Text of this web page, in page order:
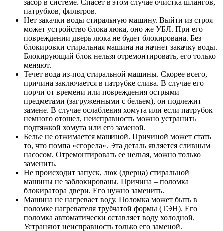
засор в системе. Спасет в этом случае очистка шлангов,
патрубков, фильтров.
Нет закачки воды стиральную машину. Выйти из строя
может устройство блока люка, оно же УБЛ. При его
повреждении дверь люка не будет блокирована. Без
блокировки стиральная машина на начнет закачку воды.
Блокирующий блок нельзя отремонтировать, его только
меняют.
Течет вода из-под стиральной машины. Скорее всего,
причина заключается в патрубке слива. В случае его
порчи от времени или повреждения острыми
предметами (загруженными с бельем), он подлежит
замене. В случае ослабления хомута или если патрубок
немного отошел, неисправность можно устранить
подтяжкой хомута или его заменой.
Белье не отжимается машиной. Причиной может стать
то, что помпа «сгорела». Эта деталь является сливным
насосом. Отремонтировать ее нельзя, можно только
заменить.
Не происходит запуск, люк (дверца) стиральной
машины не заблокированы. Причина – поломка
блокиратора двери. Его нужно заменить.
Машина не нагревает воду. Поломка может быть в
поломке нагревателя трубчатой формы (ТЭН). Его
поломка автоматически оставляет воду холодной.
Устраняют неисправность только его заменой.